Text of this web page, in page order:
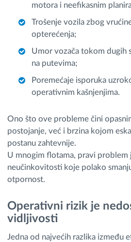
motora i neefikasnim
Trošenje vozila zbog
opterećenja;
Umor vozača tokom dugih
na putevima;
Poremećaje isporuka
operativnim kašnjenjima.
Ono što ove probleme čini
postojanje, već i brzina kojom
postanu zahtevnije.
U mnogim flotama, pravi problem
neučinkovitosti koje polako
otpornost.
Operativni rizik je
vidljivosti
Jedna od najvećih razlika između